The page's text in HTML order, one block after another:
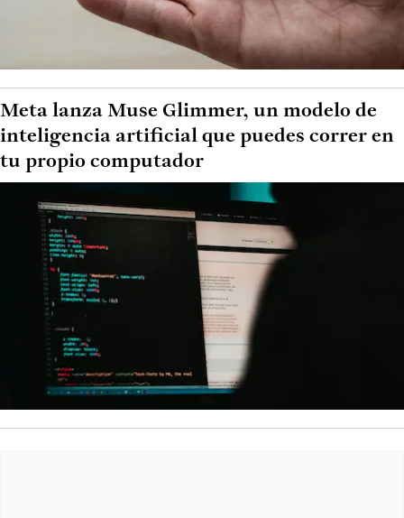
Meta lanza Muse Glimmer, un modelo de
inteligencia artificial que puedes correr en
tu propio computador